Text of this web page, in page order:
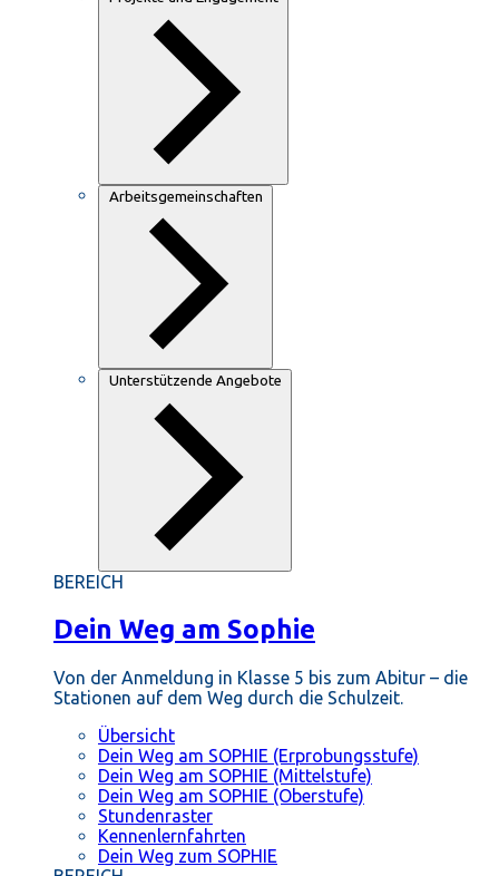
Arbeitsgemeinschaften
Unterstützende Angebote
BEREICH
Dein Weg am Sophie
Von der Anmeldung in Klasse 5 bis zum Abitur – die
Stationen auf dem Weg durch die Schulzeit.
Übersicht
Dein Weg am SOPHIE (Erprobungsstufe)
Dein Weg am SOPHIE (Mittelstufe)
Dein Weg am SOPHIE (Oberstufe)
Stundenraster
Kennenlernfahrten
Dein Weg zum SOPHIE